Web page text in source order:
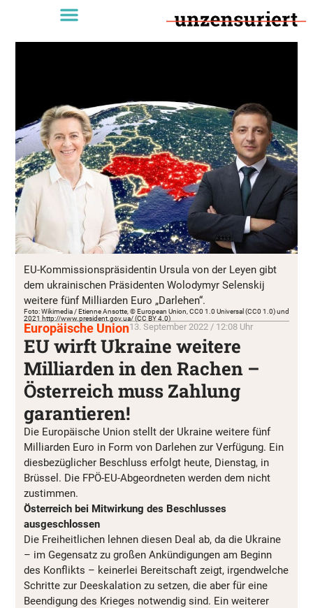
EU-Kommissionspräsidentin Ursula von der Leyen gibt
dem ukrainischen Präsidenten Wolodymyr Selenskij
weitere fünf Milliarden Euro „Darlehen“.
Foto: Wikimedia / Etienne Ansotte, © European Union, CC0 1.0 Universal (CC0 1.0) und
2021 http://www.president.gov.ua/ (CC BY 4.0)
Europäische Union13. September 2022 / 12:08 Uhr
EU wirft Ukraine weitere
Milliarden in den Rachen –
Österreich muss Zahlung
garantieren!
Die Europäische Union stellt der Ukraine weitere fünf
Milliarden Euro in Form von Darlehen zur Verfügung. Ein
diesbezüglicher Beschluss erfolgt heute, Dienstag, in
Brüssel. Die FPÖ-EU-Abgeordneten werden dem nicht
zustimmen.
Österreich bei Mitwirkung des Beschlusses
ausgeschlossen
Die Freiheitlichen lehnen diesen Deal ab, da die Ukraine
– im Gegensatz zu großen Ankündigungen am Beginn
des Konflikts – keinerlei Bereitschaft zeigt, irgendwelche
Schritte zur Deeskalation zu setzen, die aber für eine
Beendigung des Krieges notwendig sind. Ein weiterer